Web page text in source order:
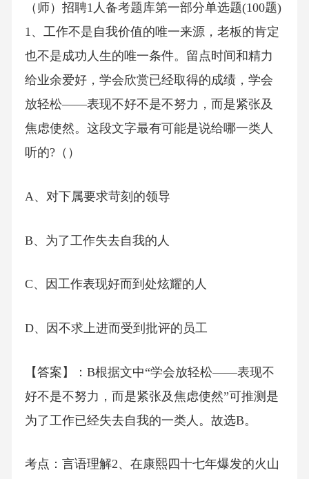
（师）招聘1人备考题库第一部分单选题(100题)
1、工作不是自我价值的唯一来源，老板的肯定
也不是成功人生的唯一条件。留点时间和精力
给业余爱好，学会欣赏已经取得的成绩，学会
放轻松——表现不好不是不努力，而是紧张及
焦虑使然。这段文字最有可能是说给哪一类人
听的?（）
A、对下属要求苛刻的领导
B、为了工作失去自我的人
C、因工作表现好而到处炫耀的人
D、因不求上进而受到批评的员工
【答案】：B根据文中“学会放轻松——表现不
好不是不努力，而是紧张及焦虑使然”可推测是
为了工作已经失去自我的一类人。故选B。
考点：言语理解2、在康熙四十七年爆发的火山